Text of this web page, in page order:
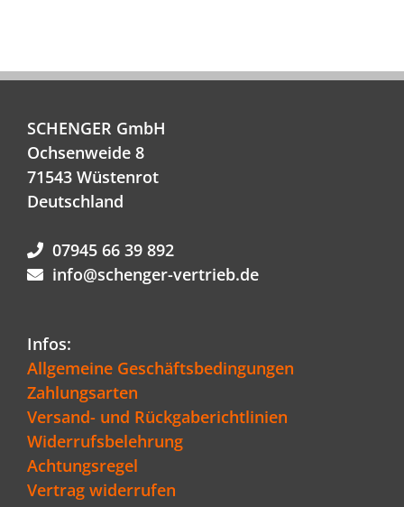
SCHENGER GmbH
Ochsenweide 8
71543 Wüstenrot
Deutschland
07945 66 39 892
info@schenger-vertrieb.de
Infos:
Allgemeine Geschäftsbedingungen
Zahlungsarten
Versand- und Rückgaberichtlinien
Widerrufsbelehrung
Achtungsregel
Vertrag widerrufen